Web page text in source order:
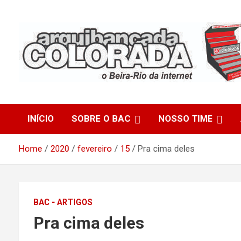
Arquibancada
INÍCIO SOBRE O BAC NOSSO TIME
Home 2020 fevereiro 15 Pra cima deles
BAC - ARTIGOS
Pra cima deles